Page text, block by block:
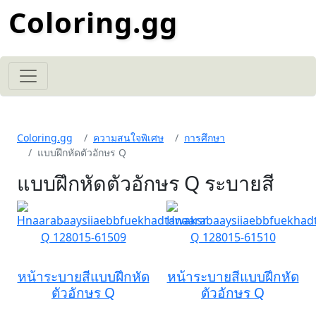
Coloring.gg
Coloring.gg ความสนใจพิเศษ
การศึกษา
แบบฝึกหัดตัวอักษร Q
แบบฝึกหัดตัวอักษร Q ระบายสี
หน้าระบายสีแบบฝึกหัด
ตัวอักษร Q
หน้าระบายสีแบบฝึกหัด
ตัวอักษร Q